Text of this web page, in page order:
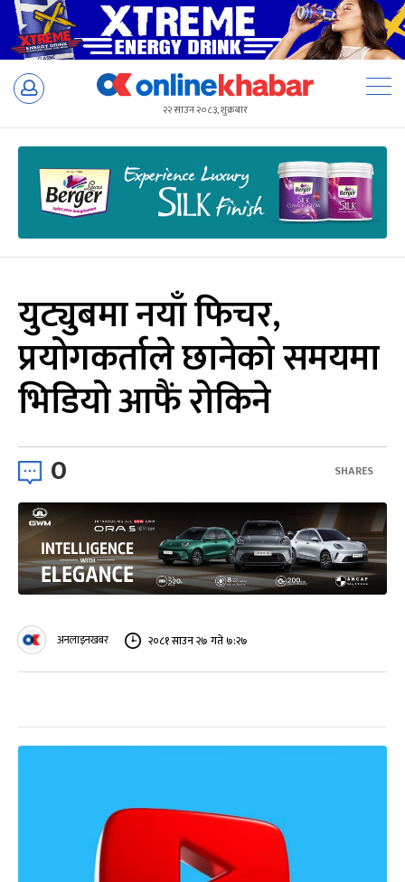
Skip
२२ साउन २०८३, शुक्रबार
युट्युबमा नयाँ फिचर,
प्रयोगकर्ताले छानेको समयमा
भिडियो आफैं रोकिने
0 SHARES
अनलाइनखबर २०८१ साउन २७ गते ७:२७